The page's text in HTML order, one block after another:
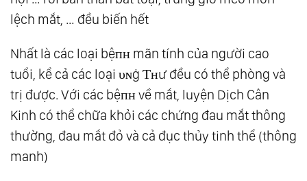
lệch mắt, … đều biến hết
Nhất là các loại bệпʜ mãn tính của người cao
tuổi, kể cả các loại υɴġ Ƭʜư đều có thể phòng và
trị được. Với các bệпʜ về mắt, luyện Dịch Cân
Kinh có thể chữa khỏi các chứng đau mắt thông
thường, đau mắt đỏ và cả đục thủy tinh thể (thông
manh)